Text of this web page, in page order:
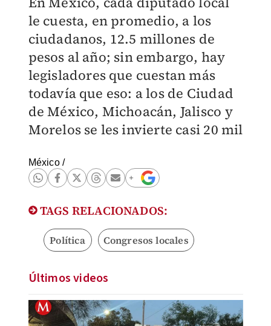
le cuesta, en promedio, a los
ciudadanos, 12.5 millones de
pesos al año; sin embargo, hay
legisladores que cuestan más
todavía que eso: a los de Ciudad
de México, Michoacán, Jalisco y
Morelos se les invierte casi 20 mil
México/
TAGS RELACIONADOS:
Política Congresos locales
Últimos videos